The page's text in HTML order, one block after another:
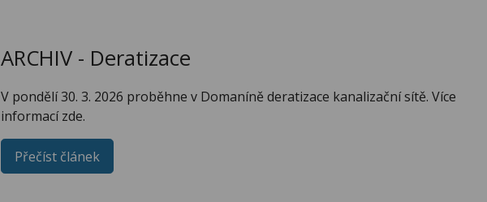
ARCHIV - Deratizace
V pondělí 30. 3. 2026 proběhne v Domaníně deratizace kanalizační sítě. Více
informací zde.
Přečíst článek